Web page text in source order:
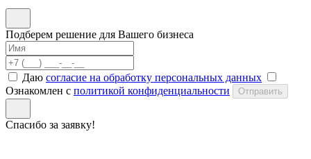
Подберем решение для Вашего бизнеса
Даю согласие на обработку персональных данных
Ознакомлен с политикой конфиденциальности Отправить
Спасибо за заявку!